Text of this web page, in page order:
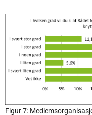
Figur 7: